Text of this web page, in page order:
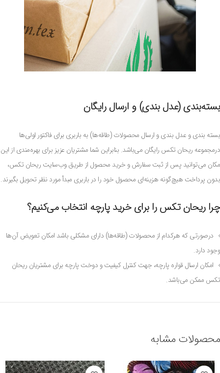
بسته‌بندی (عدل ‌بندی) و ارسال رایگان
بسته بندی و عدل بندی و ارسال محصولات (طاقه‌ها) به باربری برای فاکتور اولی‌ها
درمجموعه ریحان تکس رایگان می‌باشد. بنابراین شما مشتریان عزیز برای بهره‌مندی از این
مکان می‌توانید پس از ثبت سفارش و خرید محصول از طریق وب‌سایت ریحان تکس،
بدون پرداخت هیچ‌گونه هزینه‌ای محصول خود را در باربری مبدأ مورد نظر تحویل بگیرند.
چرا ریحان تکس را برای خرید پارچه انتخاب می‌کنیم؟
درصورتی که هرکدام از محصولات (طاقه‌ها) دارای مشکلی باشد امکان تعویض آن‌ها
وجود دارد.
امکان ارسال قواره پارچه، جهت کنترل کیفیت و دوخت پارچه برای مشتریان ریحان
تکس ممکن می‌باشد.
محصولات مشابه